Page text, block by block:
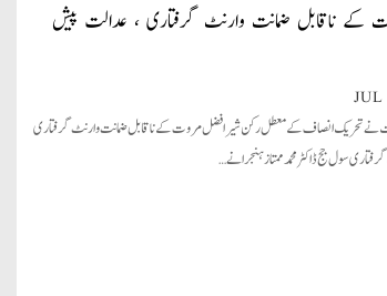
کے ناقابل ضمانت وارنٹ گرفتاری ، عدالت پیش
نے تحریک انصاف کے معطل رکن شیر افضل مروت کے ناقابل ضمانت وارنٹ گرفتاری
سول جج ڈاکٹر محمد ممتاز ہنجرا نے…